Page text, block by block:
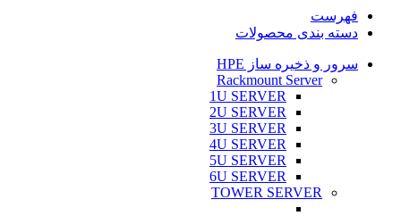
فهرست
دسته بندی محصولات
سرور و ذخیره ساز HPE
Rackmount Server
1U SERVER
2U SERVER
3U SERVER
4U SERVER
5U SERVER
6U SERVER
TOWER SERVER